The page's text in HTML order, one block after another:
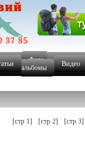
Фото-
альбомы
Видео
[стр 1] [стр 2] [стр 3]